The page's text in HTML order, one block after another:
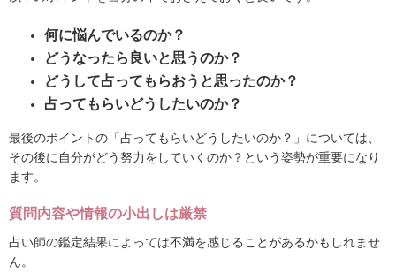
何に悩んでいるのか？
どうなったら良いと思うのか？
どうして占ってもらおうと思ったのか？
占ってもらいどうしたいのか？
最後のポイントの「占ってもらいどうしたいのか？」については、
その後に自分がどう努力をしていくのか？という姿勢が重要になり
ます。
質問内容や情報の小出しは厳禁
占い師の鑑定結果によっては不満を感じることがあるかもしれませ
ん。